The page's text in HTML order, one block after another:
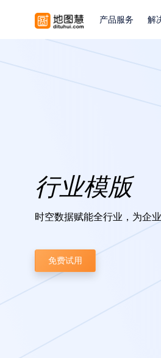
产品服务 解
行业模版
时空数据赋能全行业，为企
免费试用